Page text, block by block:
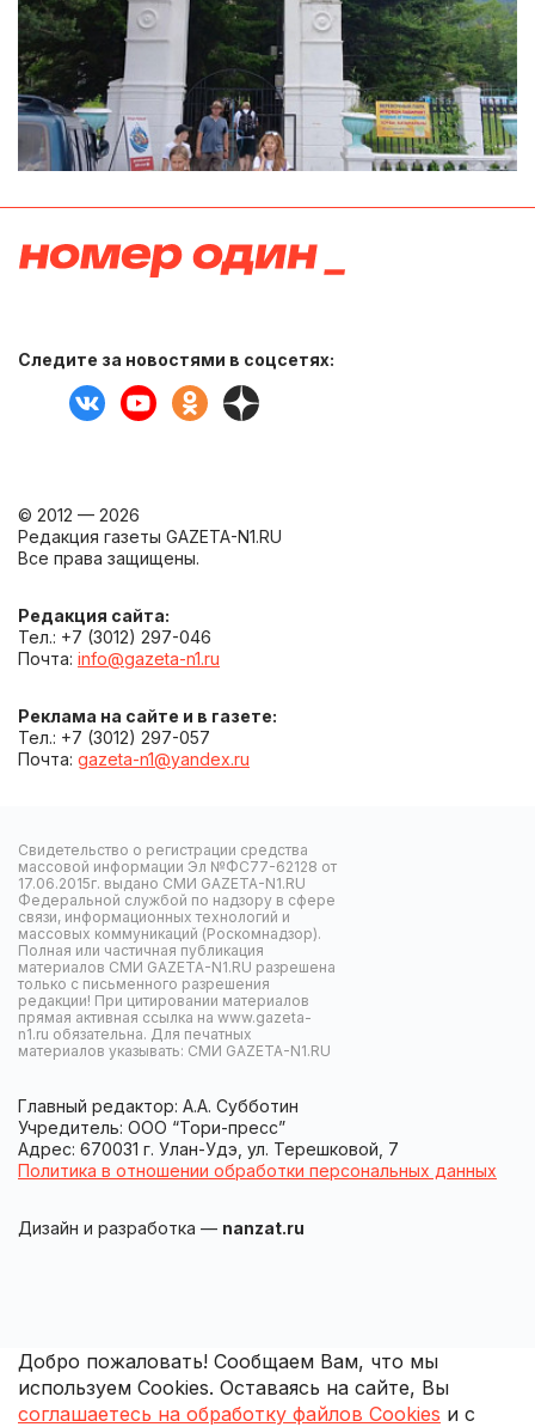
Следите за новостями в соцсетях:
© 2012 — 2026
Редакция газеты GAZETA-N1.RU
Все права защищены.
Редакция сайта:
Тел.: +7 (3012) 297-046
Почта: info@gazeta-n1.ru
Реклама на сайте и в газете:
Тел.: +7 (3012) 297-057
Почта: gazeta-n1@yandex.ru
Свидетельство о регистрации средства
массовой информации Эл №ФС77-62128 от
17.06.2015г. выдано СМИ GAZETA-N1.RU
Федеральной службой по надзору в сфере
связи, информационных технологий и
массовых коммуникаций (Роскомнадзор).
Полная или частичная публикация
материалов СМИ GAZETA-N1.RU разрешена
только с письменного разрешения
редакции! При цитировании материалов
прямая активная ссылка на www.gazeta-
n1.ru обязательна. Для печатных
материалов указывать: СМИ GAZETA-N1.RU
Главный редактор: А.А. Субботин
Учредитель: ООО “Тори-пресс”
Адрес: 670031 г. Улан-Удэ, ул. Терешковой, 7
Политика в отношении обработки персональных данных
Дизайн и разработка — nanzat.ru
Добро пожаловать! Сообщаем Вам, что мы
используем Cookies. Оставаясь на сайте, Вы
соглашаетесь на обработку файлов Cookies и с